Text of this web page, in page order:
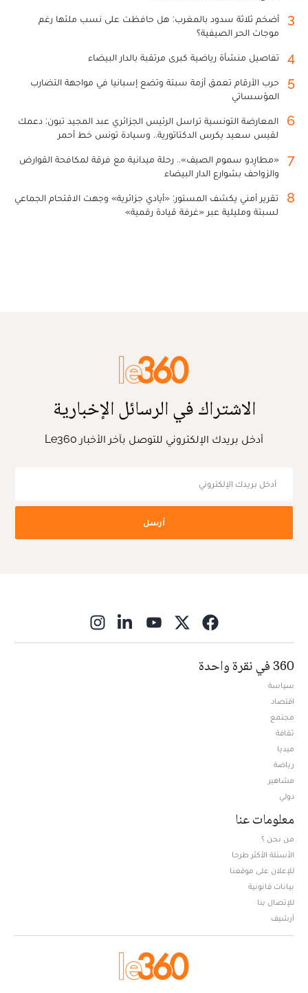
3
أضخم ثلاثة سدود بالمغرب: هل حافظت على نسب ملئها رغم
موجات الحر الصيفية؟
4 تفاصيل منشأة رياضية كبرى مرتقبة بالدار البيضاء
5
حرب الأرقام تعمق أزمة سبتة وتضع إسبانيا في مواجهة التضارب
المؤسساتي
6
المعارضة التونسية تراسل الرئيس الجزائري عبد المجيد تبون: دعمك
لقيس سعيد يكرس الدكتاتورية.. وسيادة تونس خط أحمر
7
«مطارِدو سموم الصيف».. رحلة ميدانية مع فرقة لمكافحة القوارض
والزواحف بشوارع الدار البيضاء
8
تقرير أمني يكشف المستور: «أيادي جزائرية» وجهت الاقتحام الجماعي
لسبتة ومليلية عبر «غرفة قيادة رقمية»
الاشتراك في الرسائل الإخبارية
أدخل بريدك الإلكتروني للتوصل بآخر الأخبار Le360
أرسل
360 في نقرة واحدة
سياسة
اقتصاد
مجتمع
ثقافة
ميديا
رياضة
مشاهير
دولي
معلومات عنا
من نحن ؟
الأسئلة الأكثر طرحا
للإعلان على موقعنا
بيانات قانونية
للإتصال بنا
أرشيف